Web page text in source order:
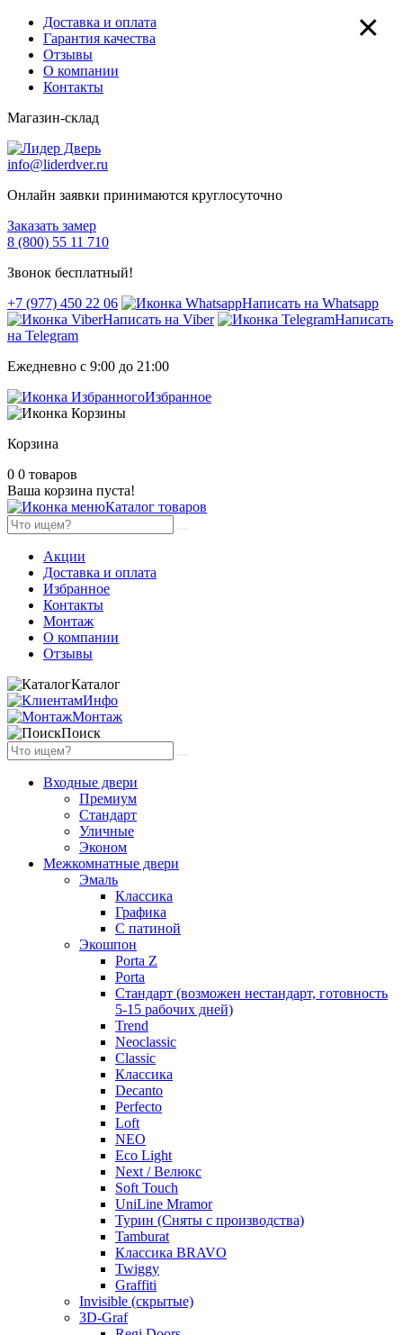
Доставка и оплата
Гарантия качества
Отзывы
О компании
Контакты
Магазин-склад
info@liderdver.ru
Онлайн заявки принимаются круглосуточно
Заказать замер
8 (800) 55 11 710
Звонок бесплатный!
+7 (977) 450 22 06
Написать на Whatsapp
Написать на Viber
Написать
на Telegram
Ежедневно с 9:00 до 21:00
Избранное
Корзина
0 0 товаров
Ваша корзина пуста!
Каталог товаров
Акции
Доставка и оплата
Избранное
Контакты
Монтаж
О компании
Отзывы
Каталог
Инфо
Монтаж
Поиск
Входные двери
Премиум
Стандарт
Уличные
Эконом
Межкомнатные двери
Эмаль
Классика
Графика
С патиной
Экошпон
Porta Z
Porta
Стандарт (возможен нестандарт, готовность
5-15 рабочих дней)
Trend
Neoclassic
Classic
Классика
Decanto
Perfecto
Loft
NEO
Eco Light
Next / Велюкс
Soft Touch
UniLine Mramor
Турин (Сняты с производства)
Tamburat
Классика BRAVO
Twiggy
Graffiti
Invisible (скрытые)
3D-Graf
×